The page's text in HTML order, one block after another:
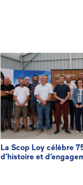
La Scop Loy célèbre
d’histoire et